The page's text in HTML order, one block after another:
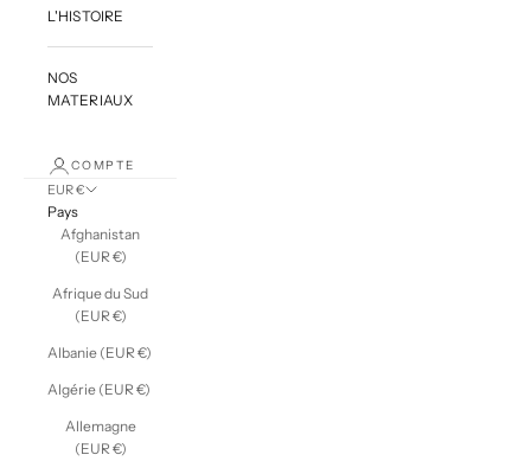
L'HISTOIRE
NOS
MATERIAUX
COMPTE
EUR €
Pays
Afghanistan
(EUR €)
Afrique du Sud
(EUR €)
Albanie (EUR €)
Algérie (EUR €)
Allemagne
(EUR €)